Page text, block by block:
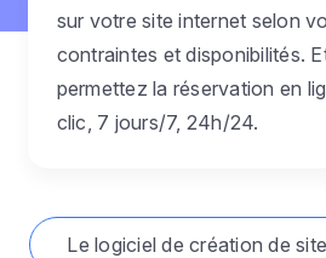
sur votre site internet selon
contraintes et disponibilités.
permettez la réservation en
clic, 7 jours/7, 24h/24.
Le logiciel de création de